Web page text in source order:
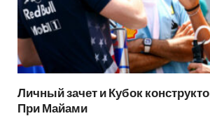
Личный зачет и Кубок
При Майами